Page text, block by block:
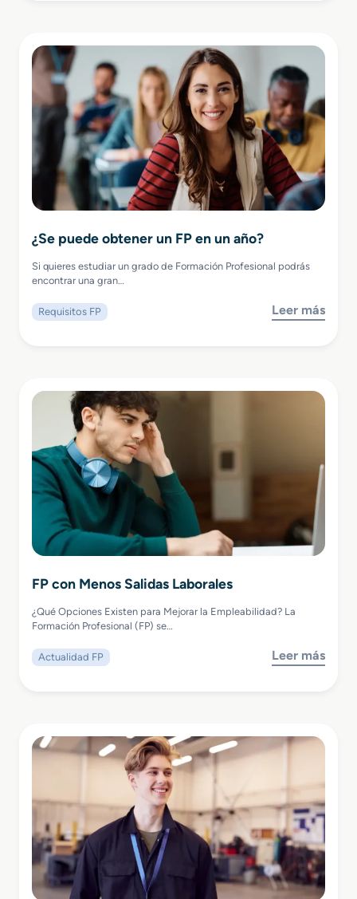
¿Se puede obtener un FP en un año?
Si quieres estudiar un grado de Formación Profesional podrás
encontrar una gran…
Requisitos FP Leer más
FP con Menos Salidas Laborales
¿Qué Opciones Existen para Mejorar la Empleabilidad? La
Formación Profesional (FP) se…
Actualidad FP Leer más